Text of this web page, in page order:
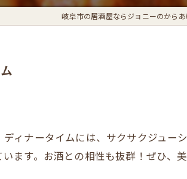
岐阜市の居酒屋ならジョニーのから
ィナータイムには、サクサクジュー
ます。お酒との相性も抜群！ぜひ、